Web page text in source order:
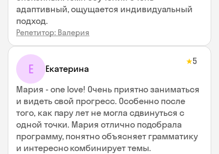
адаптивный, ощущается индивидуальный
подход.
Репетитор: Валерия
Е Екатерина
★5
Мария - one love! Очень приятно заниматься
и видеть свой прогресс. Особенно после
того, как пару лет не могла сдвинуться с
одной точки. Мария отлично подобрала
программу, понятно объясняет грамматику
и интересно комбинирует темы.